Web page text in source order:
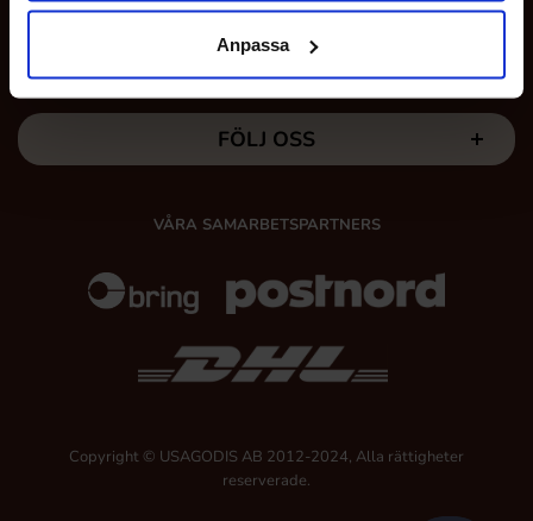
Anpassa
A Date With Carrie Salted Caramel:Njut av den rika
och krämiga smaken av saltad karamell i kombination
med sötman från dadlar. Carrie Salted Caramel är en
lyxig godbit som passar alla tillfällen.
Upptäck sortiment från a DATE with och låt dig förföras av
av en smakupplevelse utöver det vanliga!
MINA SIDOR
FÖLJ OSS
VÅRA SAMARBETSPARTNERS
Copyright © USAGODIS AB 2012-2024, Alla rättigheter
reserverade.